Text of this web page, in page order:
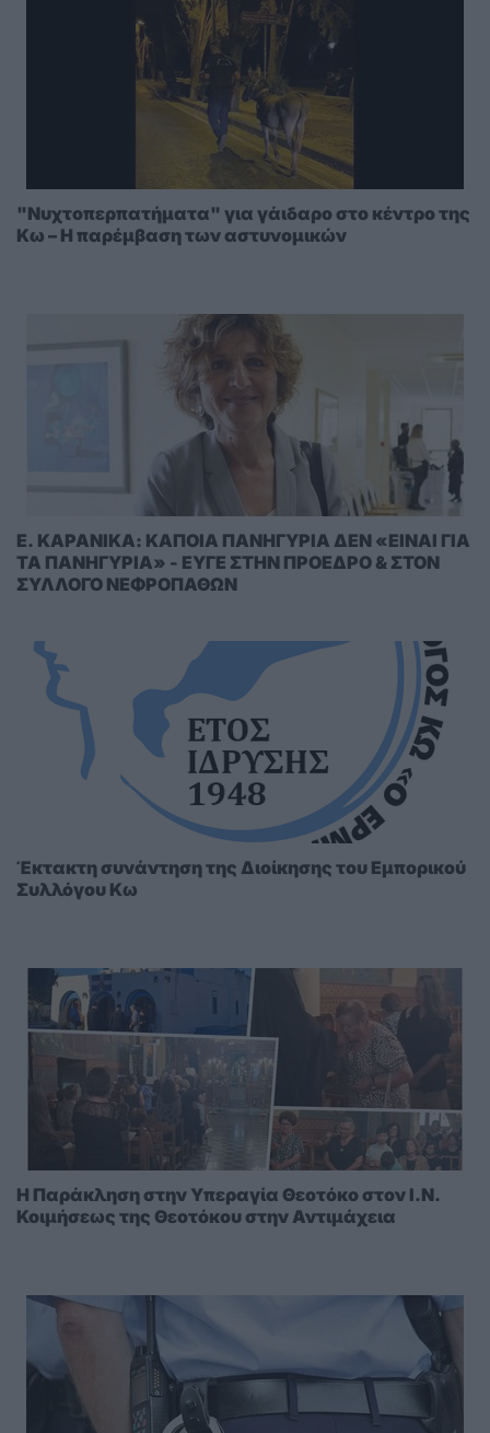
"Νυχτοπερπατήματα" για γάιδαρο στο κέντρο της
Κω – Η παρέμβαση των αστυνομικών
E. KAΡΑΝΙΚΑ: ΚΑΠΟΙΑ ΠΑΝΗΓΥΡΙΑ ΔΕΝ «ΕΙΝΑΙ ΓΙΑ
ΤΑ ΠΑΝΗΓΥΡΙΑ» - ΕΥΓΕ ΣΤΗΝ ΠΡΟΕΔΡΟ & ΣΤΟΝ
ΣΥΛΛΟΓΟ ΝΕΦΡΟΠΑΘΩΝ
Έκτακτη συνάντηση της Διοίκησης του Εμπορικού
Συλλόγου Κω
Η Παράκληση στην Υπεραγία Θεοτόκο στoν I.N.
Κοιμήσεως της Θεοτόκου στην Αντιμάχεια